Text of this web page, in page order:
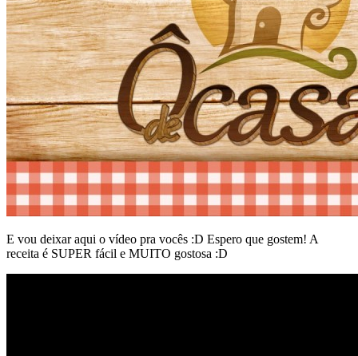
E vou deixar aqui o vídeo pra vocês :D Espero que gostem! A
receita é SUPER fácil e MUITO gostosa :D